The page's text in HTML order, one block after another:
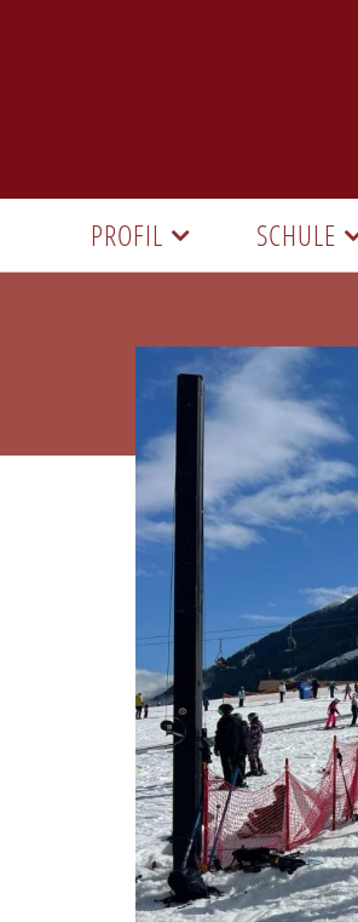
PROFIL SCHULE